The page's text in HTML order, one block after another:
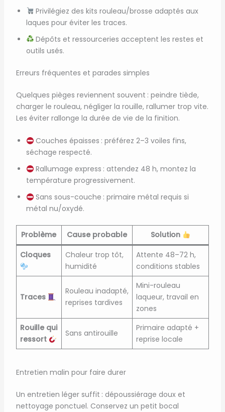
Privilégiez des kits rouleau/brosse adaptés aux
laques pour éviter les traces.
Dépôts et ressourceries acceptent les restes et
outils usés.
Erreurs fréquentes et parades simples
Quelques pièges reviennent souvent : peindre tiède,
charger le rouleau, négliger la rouille, rallumer trop vite.
Les éviter rallonge la durée de vie de la finition.
Couches épaisses : préférez 2–3 voiles fins,
séchage respecté.
Rallumage express : attendez 48 h, montez la
température progressivement.
Sans sous-couche : primaire métal requis si
métal nu/oxydé.
Problème Cause probable
Solution
Cloques
Chaleur trop tôt,
humidité
Attente 48–72 h,
conditions stables
Traces
Rouleau inadapté,
reprises tardives
Mini-rouleau
laqueur, travail en
zones
Rouille qui
ressort
Sans antirouille
Primaire adapté +
reprise locale
Entretien malin pour faire durer
Un entretien léger suffit : dépoussiérage doux et
nettoyage ponctuel. Conservez un petit bocal